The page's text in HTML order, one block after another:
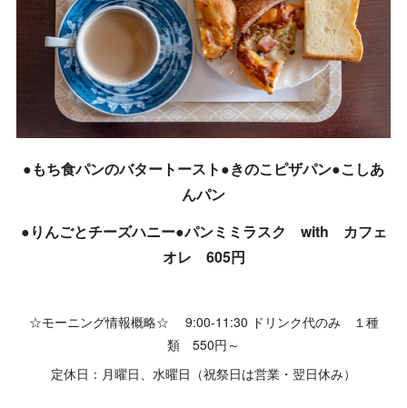
●もち食パンのバタートースト●きのこピザパン●こしあ
んパン
●りんごとチーズハニー●パンミミラスク with カフェ
オレ 605円
☆モーニング情報概略☆ 9:00-11:30 ドリンク代のみ １種
類 550円～
定休日：月曜日、水曜日（祝祭日は営業・翌日休み）